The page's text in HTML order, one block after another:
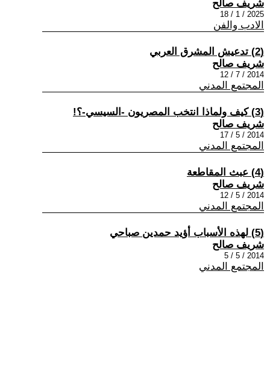
شريف صالح
2025 / 1 / 18
الادب والفن
(2) تدعيش المشرق العربي
شريف صالح
2014 / 7 / 12
المجتمع المدني
(3) كيف ولماذا انتخب المصريون -السيسي-؟!
شريف صالح
2014 / 5 / 17
المجتمع المدني
(4) عبث المقاطعة
شريف صالح
2014 / 5 / 12
المجتمع المدني
(5) لهذه الأسباب أؤيد حمدين صباحي
شريف صالح
2014 / 5 / 5
المجتمع المدني